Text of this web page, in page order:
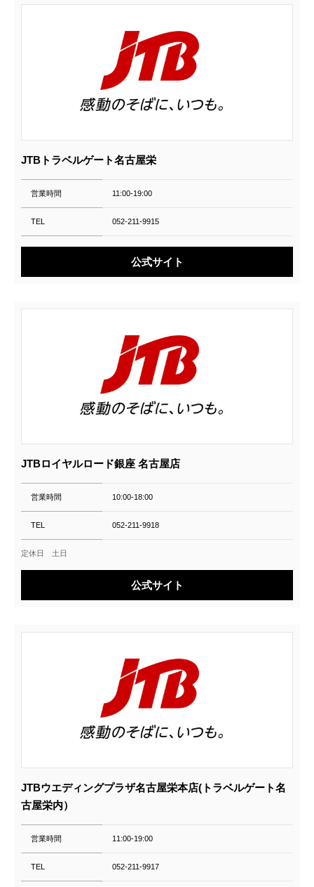
JTBトラベルゲート名古屋栄
営業時間 11:00-19:00
TEL 052-211-9915
公式サイト
JTBロイヤルロード銀座 名古屋店
営業時間 10:00‐18:00
TEL 052-211-9918
定休日 土日
公式サイト
JTBウエディングプラザ名古屋栄本店(トラベルゲート名
古屋栄内）
営業時間 11:00‐19:00
TEL 052-211-9917